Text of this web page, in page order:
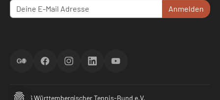
Anmelden
ScoreGOFacebookInstagramLinkedInYouTube
© 2026 Württembergischer Tennis-Bund e.V.